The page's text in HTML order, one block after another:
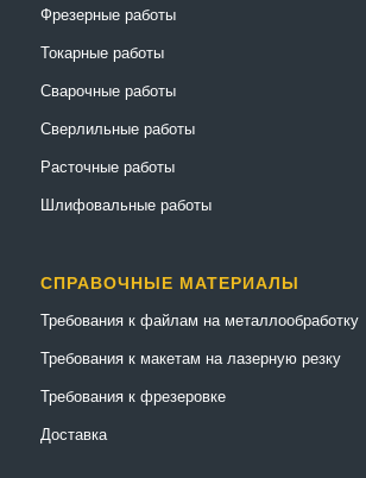
Фрезерные работы
Токарные работы
Сварочные работы
Сверлильные работы
Расточные работы
Шлифовальные работы
СПРАВОЧНЫЕ МАТЕРИАЛЫ
Требования к файлам на металлообработку
Требования к макетам на лазерную резку
Требования к фрезеровке
Доставка